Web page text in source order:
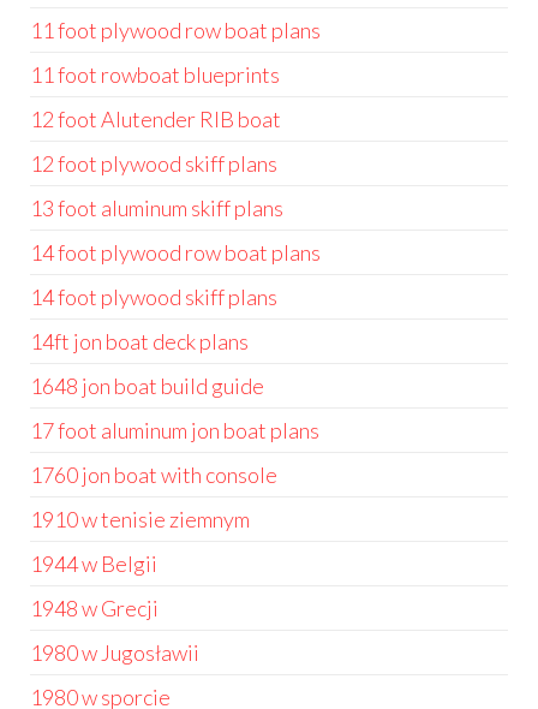
11 foot plywood row boat plans
11 foot rowboat blueprints
12 foot Alutender RIB boat
12 foot plywood skiff plans
13 foot aluminum skiff plans
14 foot plywood row boat plans
14 foot plywood skiff plans
14ft jon boat deck plans
1648 jon boat build guide
17 foot aluminum jon boat plans
1760 jon boat with console
1910 w tenisie ziemnym
1944 w Belgii
1948 w Grecji
1980 w Jugosławii
1980 w sporcie